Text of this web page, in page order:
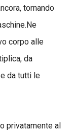
tornando
corpo alle
da
da tutti le
privatamente al